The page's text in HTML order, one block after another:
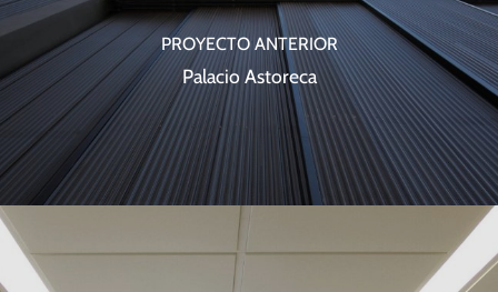
PROYECTO ANTERIOR
Palacio Astoreca